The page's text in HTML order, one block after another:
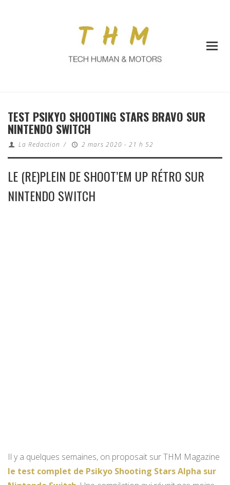
TEST PSIKYO SHOOTING STARS BRAVO SUR
NINTENDO SWITCH
La Redaction / 2 mars 2020 - 21 h 52
LE (RE)PLEIN DE SHOOT’EM UP RÉTRO SUR
NINTENDO SWITCH
Il y a quelques semaines, on proposait sur THM Magazine
le test complet de Psikyo Shooting Stars Alpha sur